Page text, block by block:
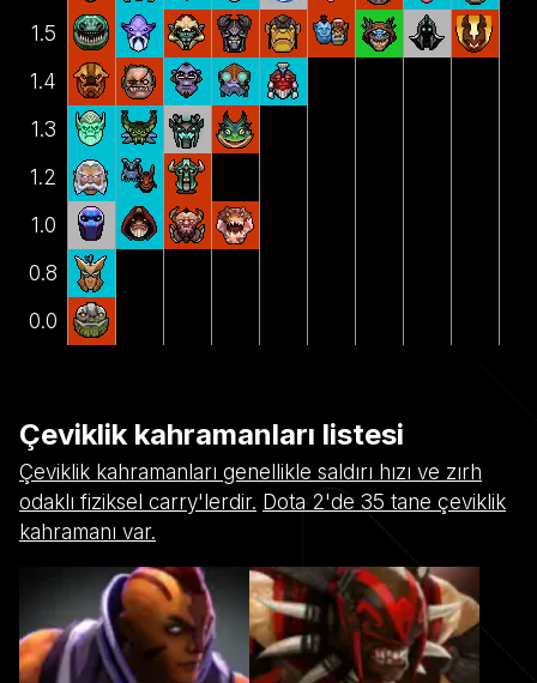
1.5
1.4
1.3
1.2
1.0
0.8
0.0
Çeviklik kahramanları listesi
Çeviklik kahramanları genellikle saldırı hızı ve zırh
odaklı fiziksel carry'lerdir. Dota 2'de 35 tane çeviklik
kahramanı var.